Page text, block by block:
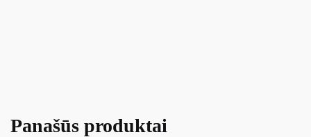
Panašūs produktai